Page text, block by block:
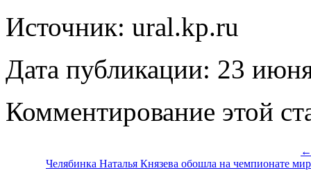
Источник: ural.kp.ru
Дата публикации: 23
Комментирование этой
←
Челябинка Наталья Князева обошла на чемпионате